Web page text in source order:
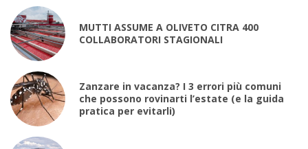
MUTTI ASSUME A OLIVETO CITRA 400
COLLABORATORI STAGIONALI
Zanzare in vacanza? I 3 errori più comuni
che possono rovinarti l’estate (e la guida
pratica per evitarli)